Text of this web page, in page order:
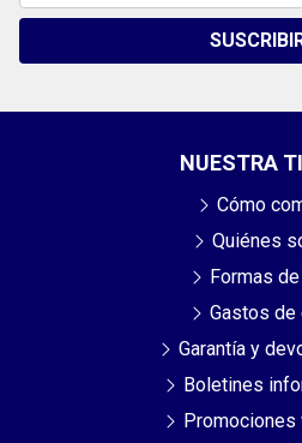
NUESTRA
Cómo
Quiénes
Formas
Gastos de
Garantía y
Boletines
Promociones